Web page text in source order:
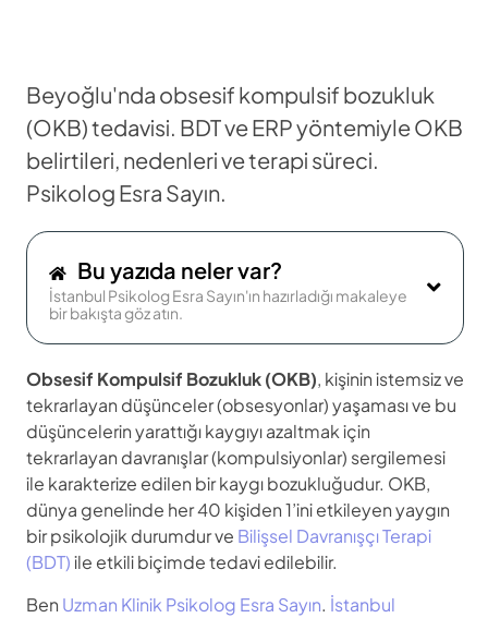
Beyoğlu'nda obsesif kompulsif bozukluk
(OKB) tedavisi. BDT ve ERP yöntemiyle OKB
belirtileri, nedenleri ve terapi süreci.
Psikolog Esra Sayın.
Bu yazıda neler var?
İstanbul Psikolog Esra Sayın'ın hazırladığı makaleye
bir bakışta göz atın.
Obsesif Kompulsif Bozukluk (OKB), kişinin istemsiz ve
tekrarlayan düşünceler (obsesyonlar) yaşaması ve bu
düşüncelerin yarattığı kaygıyı azaltmak için
tekrarlayan davranışlar (kompulsiyonlar) sergilemesi
ile karakterize edilen bir kaygı bozukluğudur. OKB,
dünya genelinde her 40 kişiden 1’ini etkileyen yaygın
bir psikolojik durumdur ve Bilişsel Davranışçı Terapi
(BDT)ile etkili biçimde tedavi edilebilir.
Ben Uzman Klinik Psikolog Esra Sayın. İstanbul